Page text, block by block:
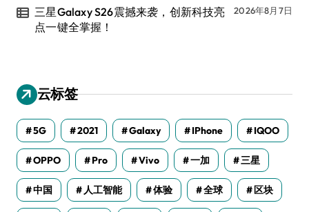
三星Galaxy S26震撼来袭，创新科技亮
点一键全掌握！
2026年8月7日
云标签
5G 2021 Galaxy IPhone IQOO
OPPO Pro Vivo 一加 三星
中国 人工智能 体验 全球 区块